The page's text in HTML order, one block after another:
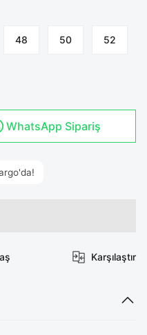
48 50 52
WhatsApp Sipariş
Karşılaştır